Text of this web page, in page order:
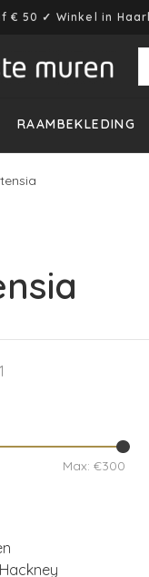
€ 50 ✓ Winkel in
RAAMBEKLEDING
Max: €300